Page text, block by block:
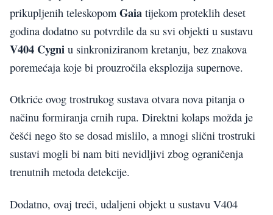
prikupljenih teleskopom Gaia tijekom proteklih deset
godina dodatno su potvrdile da su svi objekti u sustavu
V404 Cygni u sinkroniziranom kretanju, bez znakova
poremećaja koje bi prouzročila eksplozija supernove.
Otkriće ovog trostrukog sustava otvara nova pitanja o
načinu formiranja crnih rupa. Direktni kolaps možda je
češći nego što se dosad mislilo, a mnogi slični trostruki
sustavi mogli bi nam biti nevidljivi zbog ograničenja
trenutnih metoda detekcije.
Dodatno, ovaj treći, udaljeni objekt u sustavu V404